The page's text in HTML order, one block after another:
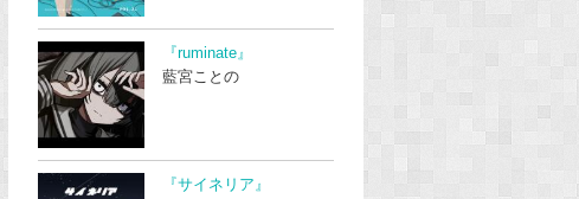
『ruminate』
藍宮ことの
『サイネリア』